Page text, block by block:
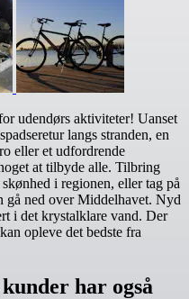
udendørs aktiviteter! Uanset
langs stranden, en
eller et udfordrende
at tilbyde alle. Tilbring
i regionen, eller tag på
gå ned over Middelhavet. Nyd
i det krystalklare vand. Der
opleve det bedste fra
har også